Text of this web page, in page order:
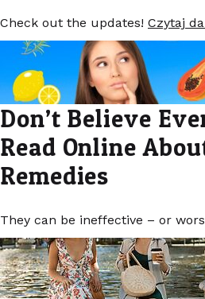
Check out the updates! Czytaj
Don’t Believe
Read Online
Remedies
They can be ineffective – or